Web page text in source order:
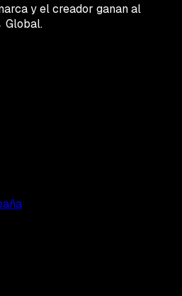
y el creador ganan al
Global.